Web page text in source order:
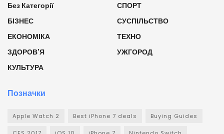
Без Категорії
БІЗНЕС
ЕКОНОМІКА
ЗДОРОВ'Я
КУЛЬТУРА
СПОРТ
СУСПІЛЬСТВО
ТЕХНО
УЖГОРОД
Позначки
Apple Watch 2 Best iPhone 7 deals Buying Guides